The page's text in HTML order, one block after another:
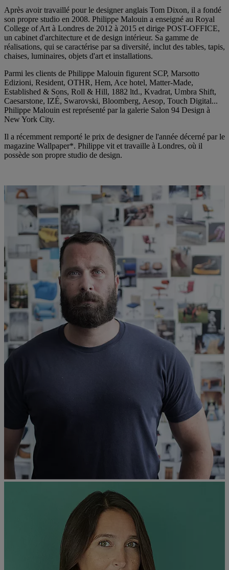
Après avoir travaillé pour le designer anglais Tom Dixon, il a fondé
son propre studio en 2008. Philippe Malouin a enseigné au Royal
College of Art à Londres de 2012 à 2015 et dirige POST-OFFICE,
un cabinet d'architecture et de design intérieur. Sa gamme de
réalisations, qui se caractérise par sa diversité, inclut des tables, tapis,
chaises, luminaires, objets d'art et installations.
Parmi les clients de Philippe Malouin figurent SCP, Marsotto
Edizioni, Resident, OTHR, Hem, Ace hotel, Matter-Made,
Established & Sons, Roll & Hill, 1882 ltd., Kvadrat, Umbra Shift,
Caesarstone, IZÉ, Swarovski, Bloomberg, Aesop, Touch Digital...
Philippe Malouin est représenté par la galerie Salon 94 Design à
New York City.
Il a récemment remporté le prix de designer de l'année décerné par le
magazine Wallpaper*. Philippe vit et travaille à Londres, où il
possède son propre studio de design.